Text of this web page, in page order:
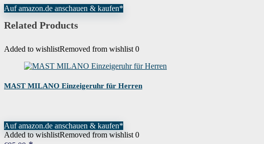
Garantie
Wenn dieses Produkt von Amazon verkauft wird, findest du
Auf amazon.de anschauen & kaufen*
Related Products
Added to wishlistRemoved from wishlist 0
MAST MILANO Einzeigeruhr für Herren
Auf amazon.de anschauen & kaufen*
Added to wishlistRemoved from wishlist 0